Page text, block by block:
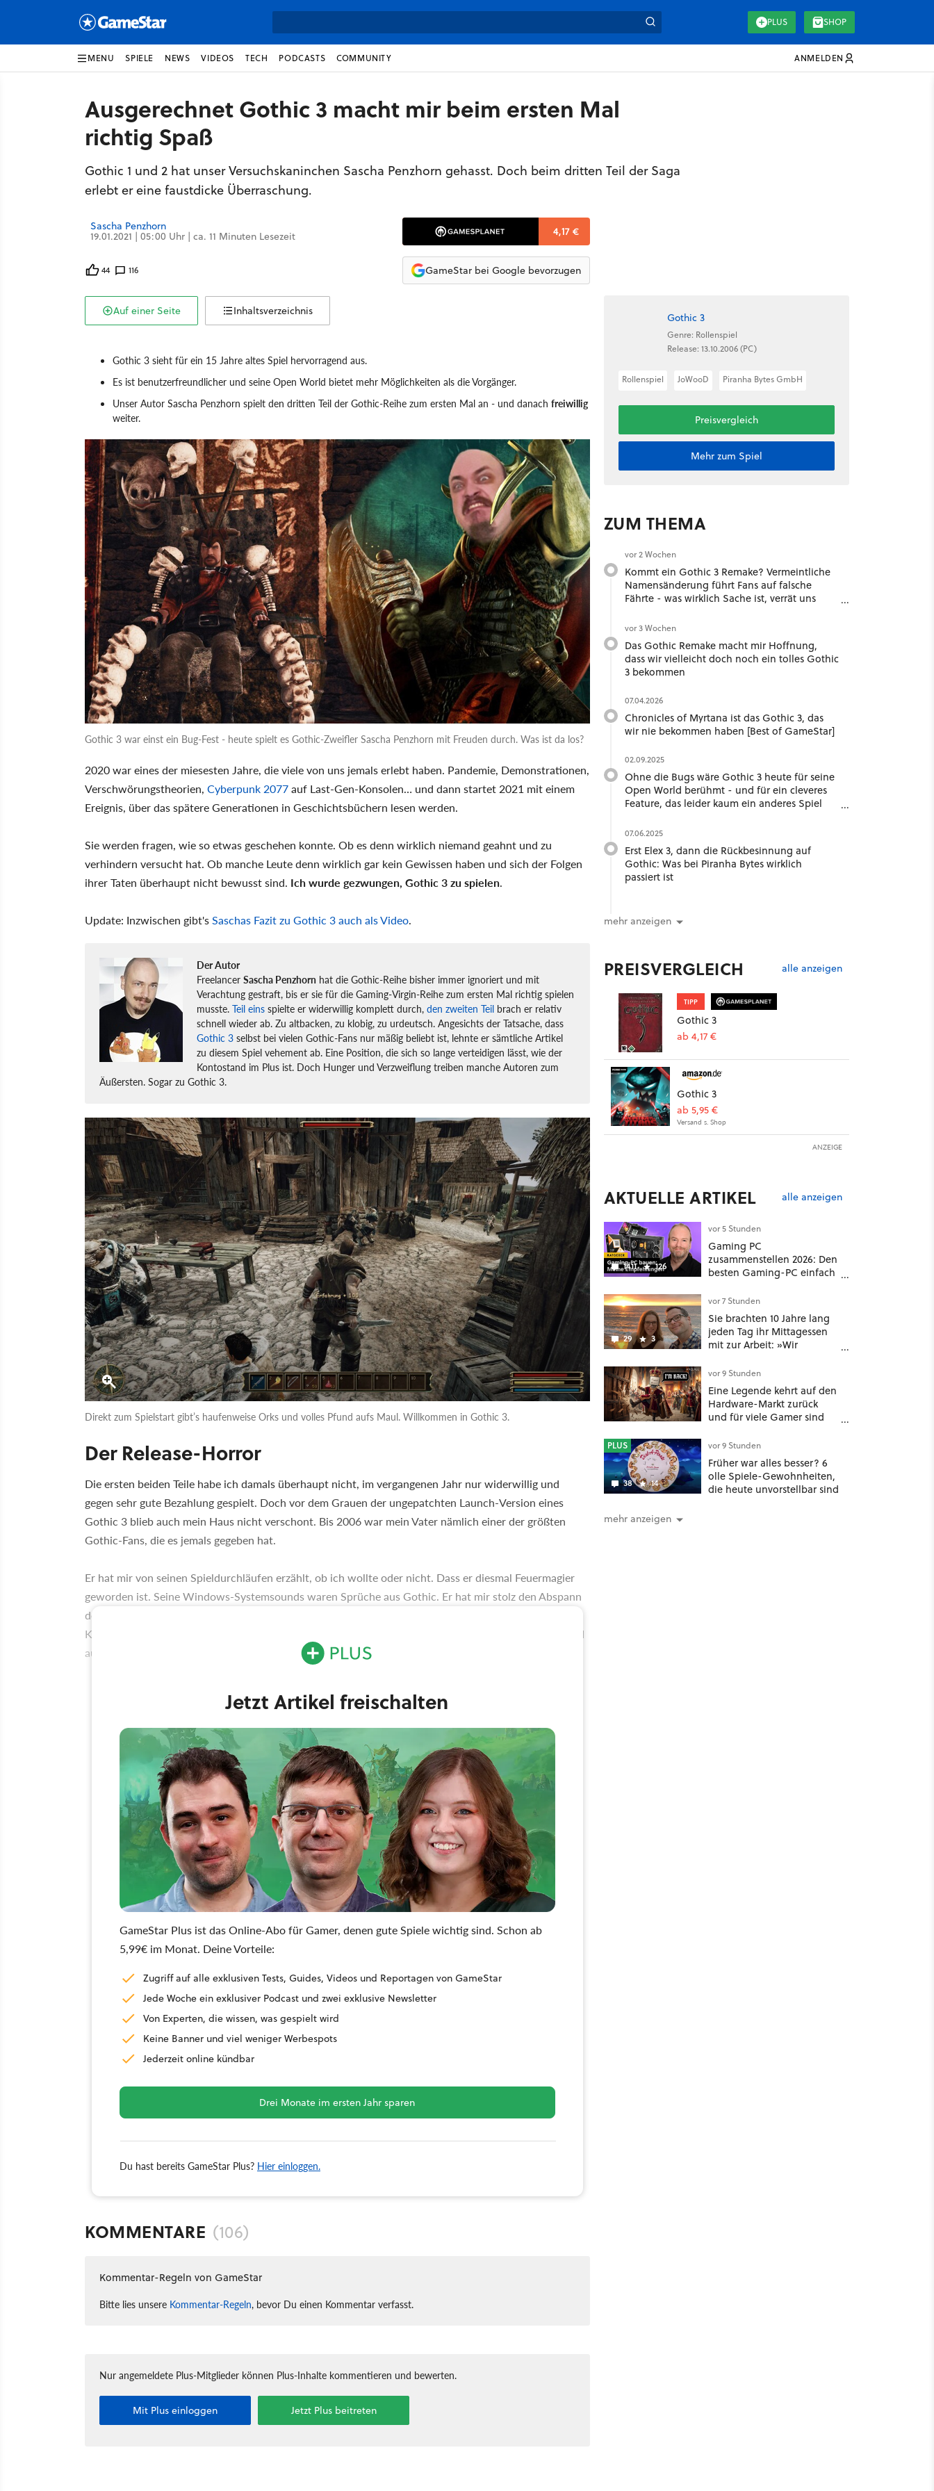
PLUS SHOP
MENU SPIELE NEWS VIDEOS TECH PODCASTS COMMUNITY ANMELDEN
Ausgerechnet Gothic 3 macht mir beim ersten Mal
richtig Spaß
Gothic 1 und 2 hat unser Versuchskaninchen Sascha Penzhorn gehasst. Doch beim dritten Teil der Saga
erlebt er eine faustdicke Überraschung.
Sascha Penzhorn
19.01.2021 | 05:00 Uhr | ca. 11 Minuten Lesezeit
44 116
4,17 €
GameStar bei Google bevorzugen
Auf einer Seite Inhaltsverzeichnis
Gothic 3 sieht für ein 15 Jahre altes Spiel hervorragend aus.
Es ist benutzerfreundlicher und seine Open World bietet mehr Möglichkeiten als die Vorgänger.
Unser Autor Sascha Penzhorn spielt den dritten Teil der Gothic-Reihe zum ersten Mal an - und danach freiwillig
weiter.
Gothic 3 war einst ein Bug-Fest - heute spielt es Gothic-Zweifler Sascha Penzhorn mit Freuden durch. Was ist da los?
2020 war eines der miesesten Jahre, die viele von uns jemals erlebt haben. Pandemie, Demonstrationen,
Verschwörungstheorien, Cyberpunk 2077auf Last-Gen-Konsolen… und dann startet 2021 mit einem
Ereignis, über das spätere Generationen in Geschichtsbüchern lesen werden.
Sie werden fragen, wie so etwas geschehen konnte. Ob es denn wirklich niemand geahnt und zu
verhindern versucht hat. Ob manche Leute denn wirklich gar kein Gewissen haben und sich der Folgen
ihrer Taten überhaupt nicht bewusst sind. Ich wurde gezwungen, Gothic 3 zu spielen.
Update: Inzwischen gibt'sSaschas Fazit zu Gothic 3 auch als Video.
Der Autor
Freelancer Sascha Penzhorn hat die Gothic-Reihe bisher immer ignoriert und mit
Verachtung gestraft, bis er sie für die Gaming-Virgin-Reihe zum ersten Mal richtig spielen
musste. Teil eins spielte er widerwillig komplett durch, den zweiten Teil brach er relativ
schnell wieder ab. Zu altbacken, zu klobig, zu urdeutsch. Angesichts der Tatsache, dass
Gothic 3 selbst bei vielen Gothic-Fans nur mäßig beliebt ist, lehnte er sämtliche Artikel
zu diesem Spiel vehement ab. Eine Position, die sich so lange verteidigen lässt, wie der
Kontostand im Plus ist. Doch Hunger und Verzweiflung treiben manche Autoren zum
Äußersten. Sogar zu Gothic 3.
Direkt zum Spielstart gibt’s haufenweise Orks und volles Pfund aufs Maul. Willkommen in Gothic 3.
Der Release-Horror
Die ersten beiden Teile habe ich damals überhaupt nicht, im vergangenen Jahr nur widerwillig und
gegen sehr gute Bezahlung gespielt. Doch vor dem Grauen der ungepatchten Launch-Version eines
Gothic 3 blieb auch mein Haus nicht verschont. Bis 2006 war mein Vater nämlich einer der größten
Gothic-Fans, die es jemals gegeben hat.
Er hat mir von seinen Spieldurchläufen erzählt, ob ich wollte oder nicht. Dass er diesmal Feuermagier
geworden ist. Seine Windows-Systemsounds waren Sprüche aus Gothic. Er hat mir stolz den Abspann
des zweiten Teils und der Erweiterung gezeigt. »Alles wird gut.« Natürlich hat er mir auch Bilder und
Konzeptkrempel vom kommenden Gothic 3 gezeigt. Das sah für damalige Verhältnisse echt umwerfend
aus. Ich werde nie vergessen, wie enttäuscht er war, als das Spiel dann endlich rauskam.
Jetzt Artikel freischalten
GameStar Plus ist das Online-Abo für Gamer, denen gute Spiele wichtig sind. Schon ab
5,99€ im Monat. Deine Vorteile:
Zugriff auf alle exklusiven Tests, Guides, Videos und Reportagen von GameStar
Jede Woche ein exklusiver Podcast und zwei exklusive Newsletter
Von Experten, die wissen, was gespielt wird
Keine Banner und viel weniger Werbespots
Jederzeit online kündbar
Drei Monate im ersten Jahr sparen
Du hast bereits GameStar Plus? Hier einloggen.
KOMMENTARE (106)
Kommentar-Regeln von GameStar
Bitte lies unsere Kommentar-Regeln, bevor Du einen Kommentar verfasst.
Nur angemeldete Plus-Mitglieder können Plus-Inhalte kommentieren und bewerten.
Mit Plus einloggen Jetzt Plus beitreten
Gothic 3
Genre: Rollenspiel
Release: 13.10.2006 (PC)
Rollenspiel JoWooD Piranha Bytes GmbH
Preisvergleich
Mehr zum Spiel
ZUM THEMA
vor 2 Wochen
Kommt ein Gothic 3 Remake? Vermeintliche
Namensänderung führt Fans auf falsche
Fährte - was wirklich Sache ist, verrät uns
vor 3 Wochen
Das Gothic Remake macht mir Hoffnung,
dass wir vielleicht doch noch ein tolles Gothic
3 bekommen
07.04.2026
Chronicles of Myrtana ist das Gothic 3, das
wir nie bekommen haben [Best of GameStar]
02.09.2025
Ohne die Bugs wäre Gothic 3 heute für seine
Open World berühmt - und für ein cleveres
Feature, das leider kaum ein anderes Spiel
07.06.2025
Erst Elex 3, dann die Rückbesinnung auf
Gothic: Was bei Piranha Bytes wirklich
passiert ist
mehr anzeigen
PREISVERGLEICH alle anzeigen
TIPP
Gothic 3
ab 4,17 €
Gothic 3
ab 5,95 €
Versand s. Shop
ANZEIGE
AKTUELLE ARTIKEL alle anzeigen
1411 126
vor 5 Stunden
Gaming PC
zusammenstellen 2026: Den
besten Gaming-PC einfach
29 3
vor 7 Stunden
Sie brachten 10 Jahre lang
jeden Tag ihr Mittagessen
mit zur Arbeit: »Wir
Rente gehen« – auch dank
Gamification [Best of
GameStar]
vor 9 Stunden
Eine Legende kehrt auf den
Hardware-Markt zurück
und für viele Gamer sind
38 14
PLUS vor 9 Stunden
Früher war alles besser? 6
olle Spiele-Gewohnheiten,
die heute unvorstellbar sind
mehr anzeigen